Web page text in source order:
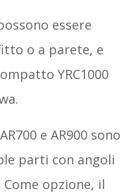
essere
o a parete, e
YRC1000
e AR900 sono
parti con angoli
opzione, il